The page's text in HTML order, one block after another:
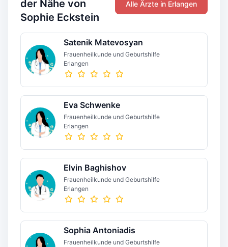
der Nähe von
Sophie Eckstein
Alle Ärzte in Erlangen
Satenik Matevosyan
Frauenheilkunde und Geburtshilfe
Erlangen
Eva Schwenke
Frauenheilkunde und Geburtshilfe
Erlangen
Elvin Baghishov
Frauenheilkunde und Geburtshilfe
Erlangen
Sophia Antoniadis
Frauenheilkunde und Geburtshilfe